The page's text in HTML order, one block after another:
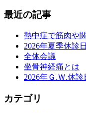
最近の記事
熱中症で筋肉や
2026年夏季休診
全体会議
坐骨神経痛とは
2026年Ｇ.Ｗ.休
カテゴリ